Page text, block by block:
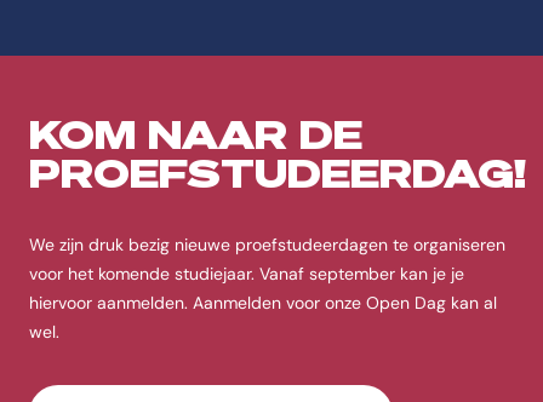
KOM NAAR DE
PROEFSTUDEERDAG!
We zijn druk bezig nieuwe proefstudeerdagen te organiseren
voor het komende studiejaar. Vanaf september kan je je
hiervoor aanmelden. Aanmelden voor onze Open Dag kan al
wel.